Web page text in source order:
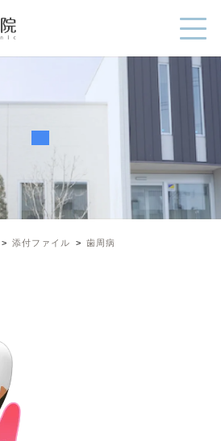
添付ファイル 歯周病